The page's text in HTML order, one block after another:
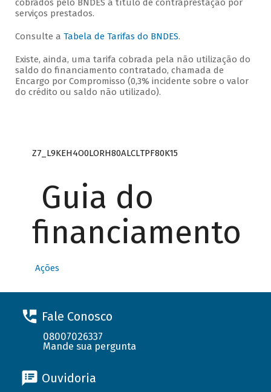
cobrados pelo BNDES a título de contraprestação por
serviços prestados.
Consulte a Tabela de Tarifas do BNDES.
Existe, ainda, uma tarifa cobrada pela não utilização do
saldo do financiamento contratado, chamada de
Encargo por Compromisso (0,3% incidente sobre o valor
do crédito ou saldo não utilizado).
Z7_L9KEH4O0LORH80ALCLTPF80K15
Guia do
financiamento
Ações
Fale Conosco
08007026337
Mande sua pergunta
Ouvidoria